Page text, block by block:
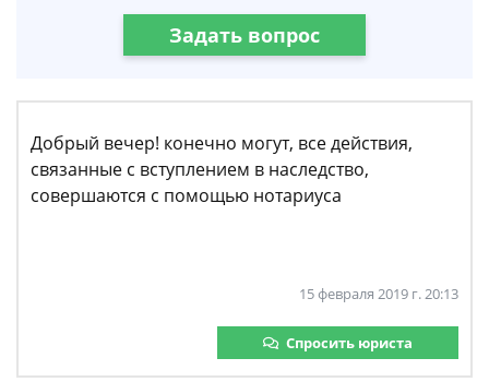
Задать вопрос
Добрый вечер! конечно могут, все действия,
связанные с вступлением в наследство,
совершаются с помощью нотариуса
15 февраля 2019 г. 20:13
Спросить юриста